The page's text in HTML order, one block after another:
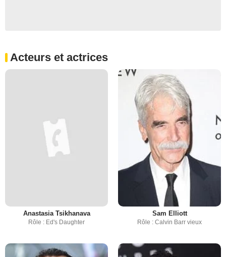
Acteurs et actrices
Anastasia Tsikhanava
Rôle : Ed's Daughter
Sam Elliott
Rôle : Calvin Barr vieux